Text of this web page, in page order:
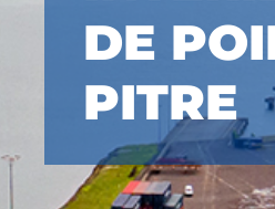
DE
PITRE